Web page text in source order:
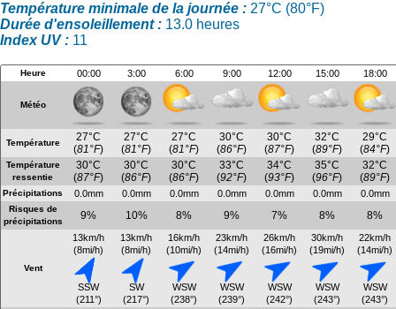
Température minimale de la journée : 27°C (80°F)
Durée d'ensoleillement : 13.0 heures
Index UV : 11
Heure 00:00 3:00 6:00 9:00 12:00 15:00 18:00
Météo
Température
27°C
(81°F)
27°C
(81°F)
27°C
(81°F)
30°C
(86°F)
30°C
(87°F)
32°C
(89°F)
29°C
(84°F)
Température
ressentie
30°C
(87°F)
30°C
(86°F)
30°C
(86°F)
33°C
(92°F)
34°C
(93°F)
35°C
(96°F)
32°C
(89°F)
Précipitations 0.0mm 0.0mm 0.0mm 0.0mm 0.0mm 0.0mm 0.0mm
Risques de
précipitations
9% 10% 8% 9% 7% 8% 8%
Vent
13km/h
(8mi/h)
SSW
(211°)
13km/h
(8mi/h)
SW
(217°)
16km/h
(10mi/h)
WSW
(238°)
23km/h
(14mi/h)
WSW
(239°)
26km/h
(16mi/h)
WSW
(242°)
30km/h
(19mi/h)
WSW
(243°)
22km/h
(14mi/h)
WSW
(243°)